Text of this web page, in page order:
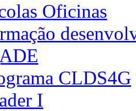
Oficinas
CLDS4G
I